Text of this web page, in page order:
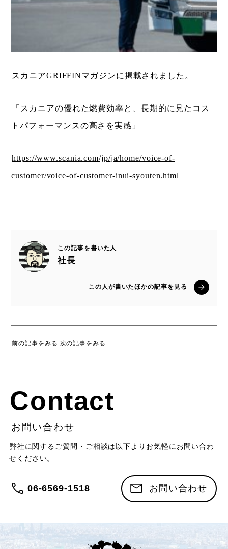
スカニアGRIFFINマガジンに掲載されました。
「 スカニアの優れた燃費効率と、長期的に見たコス
トパフォーマンスの高さを実感 」
https://www.scania.com/jp/ja/home/voice-of-
customer/voice-of-customer-inui-syouten.html
この記事を書いた人
社長
この人が書いたほかの記事を見る
前の記事をみる 次の記事をみる
お問い合わせ
Contact
弊社に関するご質問・ご相談は以下よりお気軽にお問い合わ
せください。
06-6569-1518 お問い合わせ